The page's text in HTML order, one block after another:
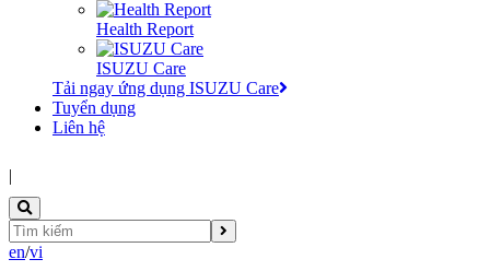
Health Report
ISUZU Care
Tải ngay ứng dụng ISUZU Care
Tuyển dụng
Liên hệ
|
en/vi